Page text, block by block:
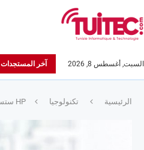
السبت, أغسطس 8, 2026 آخر المستجدات
الرئيسية تكنولوجيا HP ستساعدكم على حماية حياتكم الخاصّة :